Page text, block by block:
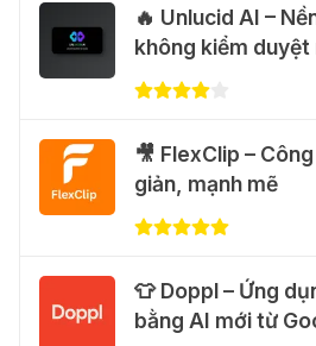
💃 Tạo video AI
Flow Motion
31 Thg 07 2026
🐈 Nhận miễn phí
hình ảnh mỗi ngày
31 Thg 07 2026
🎁 Hướng dẫn
tháng miễn phí
🔥 Unlucid AI –
không kiểm duyệt
🎥 FlexClip –
giản, mạnh mẽ
👕 Doppl – Ứng
bằng AI mới từ